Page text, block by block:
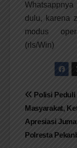
dulu, karena
modus
(rls/Win)
pos
Polisi Peduli
Masyarakat,
Apresiasi
Polresta